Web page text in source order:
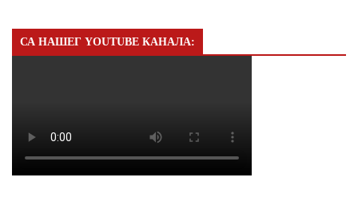
СА НАШЕГ YOUTUBE КАНАЛА: